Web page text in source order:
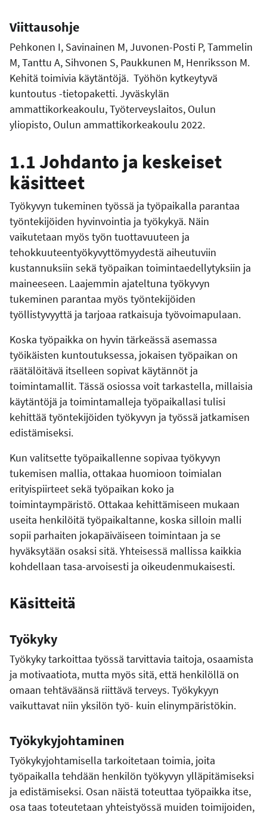
Viittausohje
Pehkonen I, Savinainen M, Juvonen-Posti P, Tammelin
M, Tanttu A, Sihvonen S, Paukkunen M, Henriksson M.
Kehitä toimivia käytäntöjä. Työhön kytkeytyvä
kuntoutus -tietopaketti. Jyväskylän
ammattikorkeakoulu, Työterveyslaitos, Oulun
yliopisto, Oulun ammattikorkeakoulu 2022.
1.1 Johdanto ja keskeiset
käsitteet
Työkyvyn tukeminen työssä ja työpaikalla parantaa
työntekijöiden hyvinvointia ja työkykyä. Näin
vaikutetaan myös työn tuottavuuteen ja
tehokkuuteentyökyvyttömyydestä aiheutuviin
kustannuksiin sekä työpaikan toimintaedellytyksiin ja
maineeseen. Laajemmin ajateltuna työkyvyn
tukeminen parantaa myös työntekijöiden
työllistyvyyttä ja tarjoaa ratkaisuja työvoimapulaan.
Koska työpaikka on hyvin tärkeässä asemassa
työikäisten kuntoutuksessa, jokaisen työpaikan on
räätälöitävä itselleen sopivat käytännöt ja
toimintamallit. Tässä osiossa voit tarkastella, millaisia
käytäntöjä ja toimintamalleja työpaikallasi tulisi
kehittää työntekijöiden työkyvyn ja työssä jatkamisen
edistämiseksi.
Kun valitsette työpaikallenne sopivaa työkyvyn
tukemisen mallia, ottakaa huomioon toimialan
erityispiirteet sekä työpaikan koko ja
toimintaympäristö. Ottakaa kehittämiseen mukaan
useita henkilöitä työpaikaltanne, koska silloin malli
sopii parhaiten jokapäiväiseen toimintaan ja se
hyväksytään osaksi sitä. Yhteisessä mallissa kaikkia
kohdellaan tasa-arvoisesti ja oikeudenmukaisesti.
Käsitteitä
Työkyky
Työkyky tarkoittaa työssä tarvittavia taitoja, osaamista
ja motivaatiota, mutta myös sitä, että henkilöllä on
omaan tehtäväänsä riittävä terveys. Työkykyyn
vaikuttavat niin yksilön työ- kuin elinympäristökin.
Työkykyjohtaminen
Työkykyjohtamisella tarkoitetaan toimia, joita
työpaikalla tehdään henkilön työkyvyn ylläpitämiseksi
ja edistämiseksi. Osan näistä toteuttaa työpaikka itse,
osa taas toteutetaan yhteistyössä muiden toimijoiden,